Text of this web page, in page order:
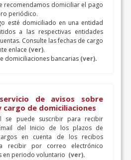
recomendamos domiciliar el pago
periódico.
esté domiciliado en una entidad
a las respectivas entidades
Consulte las fechas de cargo
enlace (ver).
domiciliaciones bancarias (ver).
de avisos sobre
cargo de domiciliaciones
se puede suscribir para recibir
del Inicio de los plazos de
en cuenta de los recibos
recibir por correo electrónico
en periodo voluntario (ver).